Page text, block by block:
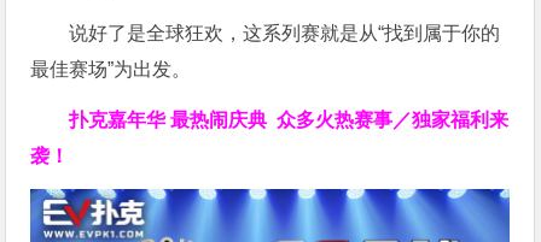
说好了是全球狂欢，这系列赛就是从“找到属于你的
最佳赛场”为出发。
扑克嘉年华 最热闹庆典众多火热赛事／独家福利来
袭！